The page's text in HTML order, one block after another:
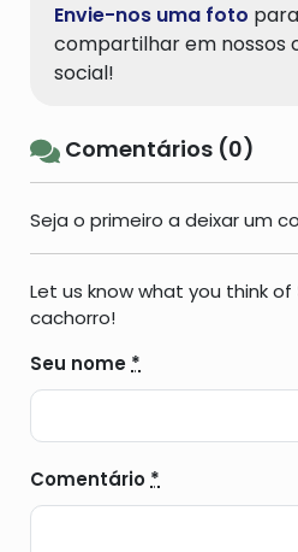
Envie-nos uma foto
compartilhar em nossos
social!
Comentários (0)
Seja o primeiro a deixar um
Let us know what you think of
cachorro!
Seu nome *
Comentário *